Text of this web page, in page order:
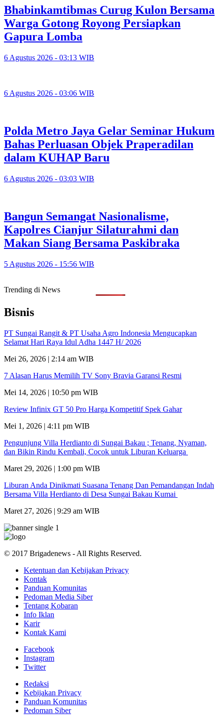
Bhabinkamtibmas Curug Kulon Bersama
Warga Gotong Royong Persiapkan
Gapura Lomba
6 Agustus 2026 - 03:13 WIB
6 Agustus 2026 - 03:06 WIB
Polda Metro Jaya Gelar Seminar Hukum
Bahas Perluasan Objek Praperadilan
dalam KUHAP Baru
6 Agustus 2026 - 03:03 WIB
Bangun Semangat Nasionalisme,
Kapolres Cianjur Silaturahmi dan
Makan Siang Bersama Paskibraka
5 Agustus 2026 - 15:56 WIB
Trending di News
Bisnis
PT Sungai Rangit & PT Usaha Agro Indonesia Mengucapkan
Selamat Hari Raya Idul Adha 1447 H/ 2026
Mei 26, 2026 | 2:14 am WIB
7 Alasan Harus Memilih TV Sony Bravia Garansi Resmi
Mei 14, 2026 | 10:50 pm WIB
Review Infinix GT 50 Pro Harga Kompetitif Spek Gahar
Mei 1, 2026 | 4:11 pm WIB
Pengunjung Villa Herdianto di Sungai Bakau ; Tenang, Nyaman,
dan Bikin Rindu Kembali, Cocok untuk Liburan Keluarga
Maret 29, 2026 | 1:00 pm WIB
Liburan Anda Dinikmati Suasana Tenang Dan Pemandangan Indah
Bersama Villa Herdianto di Desa Sungai Bakau Kumai
Maret 27, 2026 | 9:29 am WIB
© 2017 Brigadenews - All Rights Reserved.
Ketentuan dan Kebijakan Privacy
Kontak
Panduan Komunitas
Pedoman Media Siber
Tentang Kobaran
Info Iklan
Karir
Kontak Kami
Facebook
Instagram
Twitter
Redaksi
Kebijakan Privacy
Panduan Komunitas
Pedoman Siber